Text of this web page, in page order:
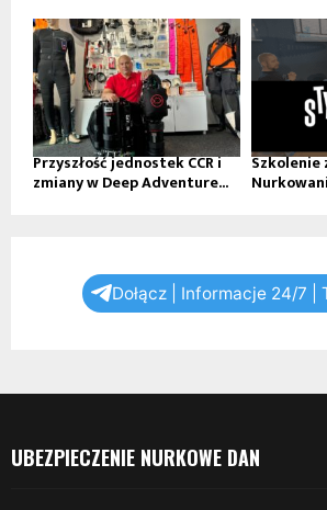
Przyszłość jednostek CCR i
zmiany w Deep Adventure...
Szkolenie
Dołącz | Informacje 24/7 |
UBEZPIECZENIE NURKOWE DAN